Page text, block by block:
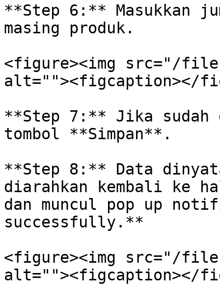
**Step 6:** Masukkan
masing produk.
<figure><img src="/
alt=""><figcaption></
**Step 7:** Jika
tombol **Simpan**.
**Step 8:** Data
diarahkan kembali ke
dan muncul pop up
successfully.**
<figure><img src="/files/
alt=""><figcaption></